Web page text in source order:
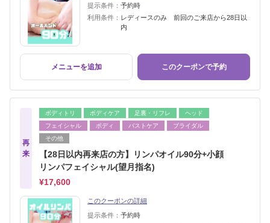
提示条件： 予約時
利用条件： レディースのみ 前回のご来店から28日以
内
メニューを追加 このクーポンで予約
再
来
ボディトリ ボディケア 足裏・リフレ
ヘッド
フェイシャル
ボディ バストケア
ブライダル
その他
【28日以内再来店の方】リンパオイル90分+小顔
リンパフェイシャル(望月指名)
¥17,600
このクーポンの詳細
提示条件： 予約時